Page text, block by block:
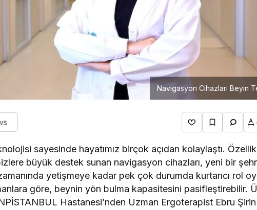
Navigasyon Cihazları Beyin
sayesinde hayatımız birçok açıdan kolaylaştı.
büyük destek sunan navigasyon cihazları, yeni bir
yetişmeye kadar pek çok durumda kurtarıcı rol
göre, beynin yön bulma kapasitesini pasifleştirebilir.
Hastanesi’nden Uzman Ergoterapist Ebru